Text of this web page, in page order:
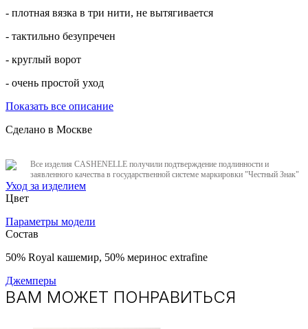
- плотная вязка в три нити, не вытягивается
- тактильно безупречен
- круглый ворот
- очень простой уход
Показать все описание
Сделано в Москве
Все изделия CASHENELLE получили подтверждение подлинности и
заявленного качества в государственной системе маркировки "Честный Знак"
Уход за изделием
Цвет
Параметры модели
Состав
50% Royal кашемир, 50% меринос extrafine
Джемперы
ВАМ МОЖЕТ ПОНРАВИТЬСЯ